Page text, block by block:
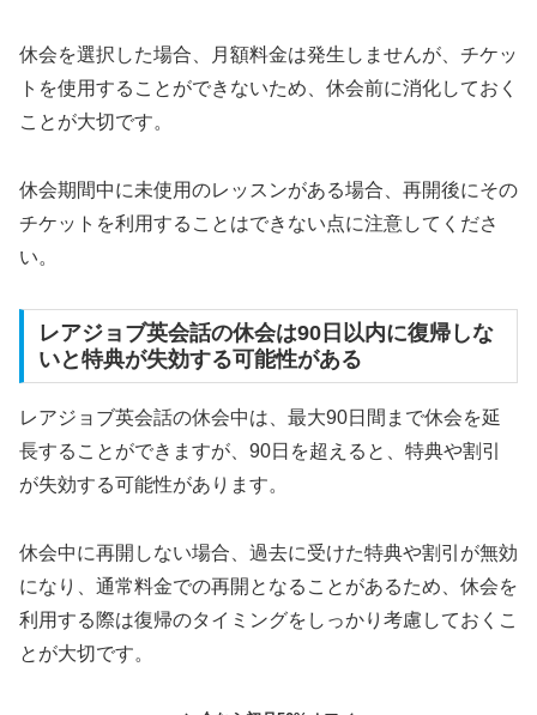
休会を選択した場合、月額料金は発生しませんが、チケッ
トを使用することができないため、休会前に消化しておく
ことが大切です。
休会期間中に未使用のレッスンがある場合、再開後にその
チケットを利用することはできない点に注意してくださ
い。
レアジョブ英会話の休会は90日以内に復帰しな
いと特典が失効する可能性がある
レアジョブ英会話の休会中は、最大90日間まで休会を延
長することができますが、90日を超えると、特典や割引
が失効する可能性があります。
休会中に再開しない場合、過去に受けた特典や割引が無効
になり、通常料金での再開となることがあるため、休会を
利用する際は復帰のタイミングをしっかり考慮しておくこ
とが大切です。